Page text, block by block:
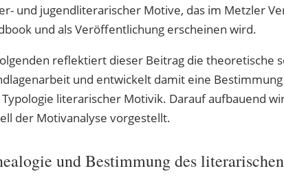
und jugendliterarischer Motive, das im Metzler
und als Veröffentlichung erscheinen wird.
reflektiert dieser Beitrag die theoretische
und entwickelt damit eine
literarischer Motivik. Darauf aufbauend
der Motivanalyse vorgestellt.
und Bestimmung des